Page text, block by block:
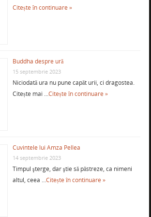
Citește în continuare »
Buddha despre ură
15 septembrie 2023
Niciodată ura nu pune capăt urii, ci dragostea.
Citește mai …Citește în continuare »
Cuvintele lui Amza Pellea
14 septembrie 2023
Timpul şterge, dar ştie să păstreze, ca nimeni
altul, ceea …Citește în continuare »